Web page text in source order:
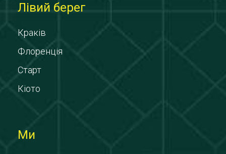
Лівий берег
Краків
Флоренція
Старт
Кіото
Ми